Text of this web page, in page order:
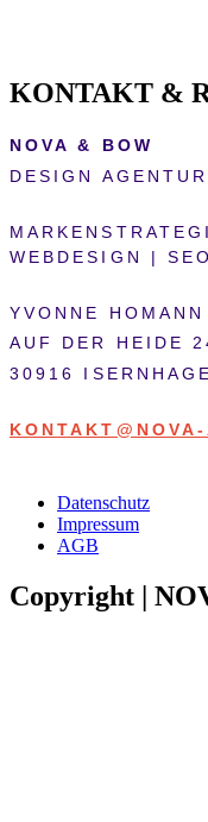
KONTAKT &
NOVA & BOW
DESIGN AGENTUR
WEBDESIGN | SEO
YVONNE HOMANN
AUF DER HEIDE
30916
Datenschutz
Impressum
AGB
Copyright |